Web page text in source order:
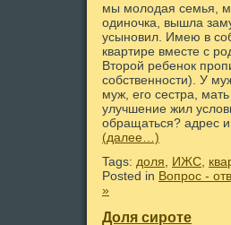
мы молодая семья,
одиночка, вышла
усыновил. Имею в
квартире вместе с
Второй ребенок
собственности). У
муж, его сестра,
улучшение жил
обращаться? адрес
(далее…)
Tags: доля, ИЖС,
Posted in Вопрос -
»
Доля сироте